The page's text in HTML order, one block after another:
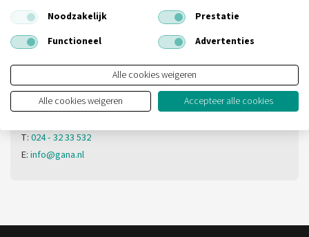
vraag?
Neem dan contact met ons op.
Vestiging Nijmegen
Berg en Dalseweg 122
T:024 - 32 33 532
E:info@gana.nl
Noodzakelijk
Prestatie
Functioneel
Advertenties
Alle cookies weigeren
Alle cookies weigeren
Accepteer alle cookies